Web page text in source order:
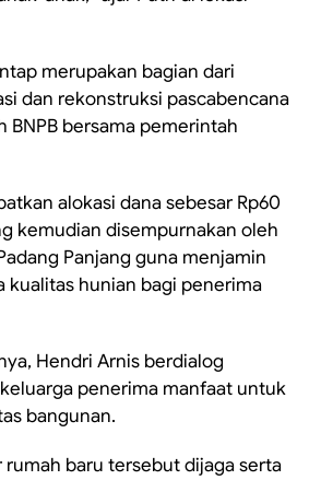
merupakan bagian dari
dan rekonstruksi pascabencana
BNPB bersama pemerintah
alokasi dana sebesar Rp60
kemudian disempurnakan oleh
Panjang guna menjamin
kualitas hunian bagi penerima
Hendri Arnis berdialog
penerima manfaat untuk
bangunan.
rumah baru tersebut dijaga serta